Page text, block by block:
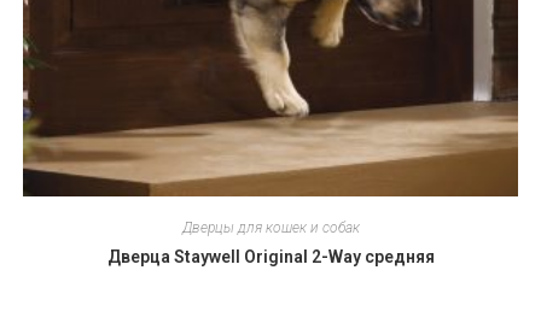
Дверцы для кошек и собак
Дверца Staywell Original 2-Way средняя